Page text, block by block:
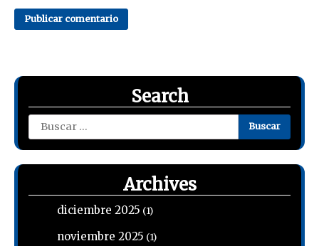
Search
Buscar:
Archives
diciembre 2025 (1)
noviembre 2025 (1)